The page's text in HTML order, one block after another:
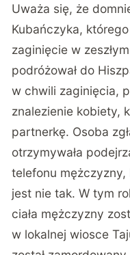
Uważa się, że
Kubańczyka,
zaginięcie w
podróżował do
w chwili zaginięcia,
znalezienie kobiety,
partnerkę. Osoba
otrzymywała
telefonu mężczyzny,
jest nie tak. W tym
ciała mężczyzny
w lokalnej wiosce